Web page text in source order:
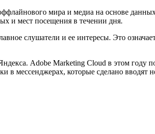
мира и медиа на основе данных
и мест посещения в течении дня.
слушатели и ее интересы. Это
Adobe Marketing Cloud в этом году
мессенджерах, которые сделано вводят